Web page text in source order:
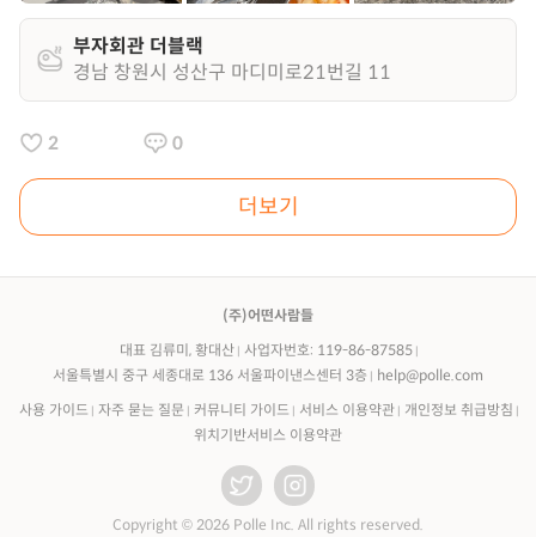
부자회관 더블랙
경남 창원시 성산구 마디미로21번길 11
2 0
더보기
(주)어떤사람들
대표 김류미, 황대산
사업자번호: 119-86-87585
서울특별시 중구 세종대로 136 서울파이낸스센터 3층
help@polle.com
사용 가이드 자주 묻는 질문 커뮤니티 가이드 서비스 이용약관
개인정보 취급방침
위치기반서비스 이용약관
Copyright © 2026 Polle Inc. All rights reserved.